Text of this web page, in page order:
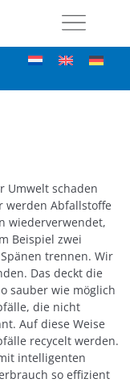
Umwelt schaden
werden Abfallstoffe
wiederverwendet,
Beispiel zwei
trennen. Wir
Das deckt die
sauber wie möglich
die nicht
Auf diese Weise
recycelt werden.
intelligenten
so effizient